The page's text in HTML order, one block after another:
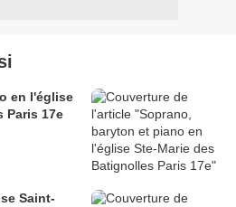
en l'église
Paris 17e
Saint-